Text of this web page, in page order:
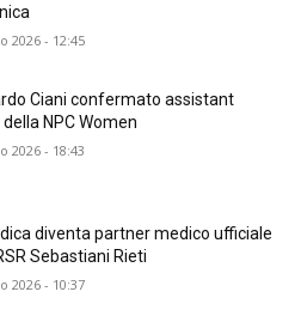
2026 - 12:45
Ciani confermato assistant
NPC Women
2026 - 18:43
diventa partner medico ufficiale
Sebastiani Rieti
2026 - 10:37